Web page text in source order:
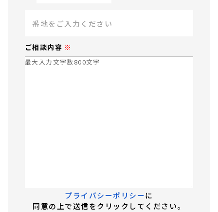
ご相談内容
最大入力文字数800文字
プライバシーポリシーに
同意の上で送信をクリックしてください。